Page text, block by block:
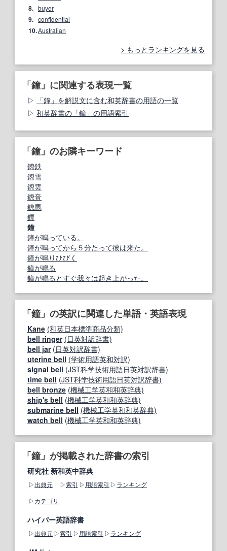
8. buyer
9. confidential
10.Australian
もっとランキングを見る
「鐘」に関連する表現一覧
「鐘」を解説文に含む和英辞書の用語の一覧
和英辞書の「鐘」の用語索引
「鐘」のお隣キーワード
鐐鉄
鐐雪
鐐雲
鐐音
鐐馬
鐔
鐘
鐘が鳴っている。
鐘が鳴ってから５分たって彼は来た。
鐘が鳴りひびく
鐘が鳴る
鐘が鳴るとすぐ我々は起き上がった。
「鐘」の英訳に関連した単語・英語表現
Kane (和英日本標準商品分類)
bell ringer (日英対訳辞書)
bell jar (日英対訳辞書)
uterine bell (学術用語英和対訳)
signal bell (JST科学技術用語日英対訳辞書)
time bell (JST科学技術用語日英対訳辞書)
bell bronze (機械工学英和和英辞典)
ship's bell (機械工学英和和英辞典)
submarine bell (機械工学英和和英辞典)
watch bell (機械工学英和和英辞典)
「鐘」が掲載された辞書の索引
研究社 新和英中辞典
出典元 索引 用語索引
ランキング
カテゴリ
ハイパー英語辞書
出典元 索引 用語索引 ランキング